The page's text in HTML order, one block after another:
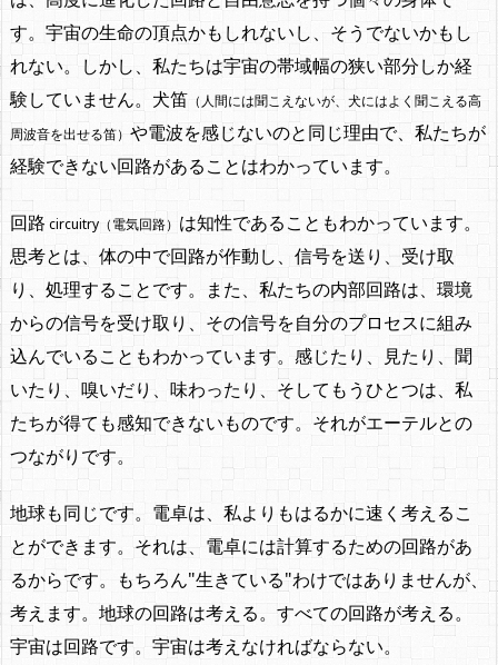
す。宇宙の生命の頂点かもしれないし、そうでないかもし
れない。しかし、私たちは宇宙の帯域幅の狭い部分しか経
験していません。犬笛 （人間には聞こえないが、犬にはよく聞こえる高
周波音を出せる笛） や電波を感じないのと同じ理由で、私たちが
経験できない回路があることはわかっています。
回路 circuitry（電気回路） は知性であることもわかっています。
思考とは、体の中で回路が作動し、信号を送り、受け取
り、処理することです。また、私たちの内部回路は、環境
からの信号を受け取り、その信号を自分のプロセスに組み
込んでいることもわかっています。感じたり、見たり、聞
いたり、嗅いだり、味わったり、そしてもうひとつは、私
たちが得ても感知できないものです。それがエーテルとの
つながりです。
地球も同じです。電卓は、私よりもはるかに速く考えるこ
とができます。それは、電卓には計算するための回路があ
るからです。もちろん"生きている"わけではありませんが、
考えます。地球の回路は考える。すべての回路が考える。
宇宙は回路です。宇宙は考えなければならない。